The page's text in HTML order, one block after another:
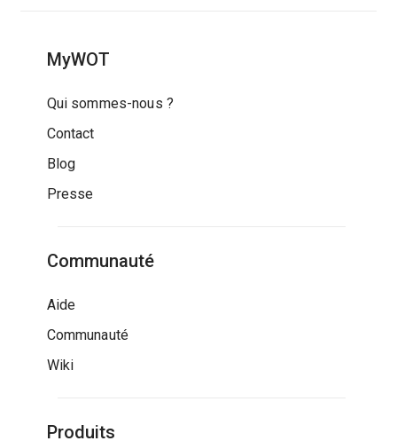
MyWOT
Qui sommes-nous ?
Contact
Blog
Presse
Communauté
Aide
Communauté
Wiki
Produits